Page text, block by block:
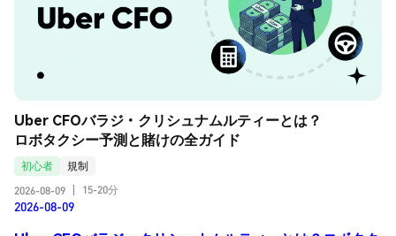
Uber CFOバラジ・クリシュナムルティーとは？
ロボタクシー予測と賭けの全ガイド
初心者
規制
2026-08-09
15-20分
2026-08-09